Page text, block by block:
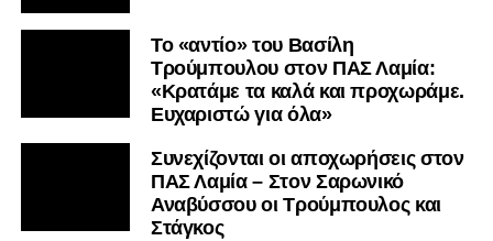
Το «αντίο» του Βασίλη
Τρούμπουλου στον ΠΑΣ Λαμία:
«Κρατάμε τα καλά και προχωράμε.
Ευχαριστώ για όλα»
Συνεχίζονται οι αποχωρήσεις στον
ΠΑΣ Λαμία – Στον Σαρωνικό
Αναβύσσου οι Τρούμπουλος και
Στάγκος